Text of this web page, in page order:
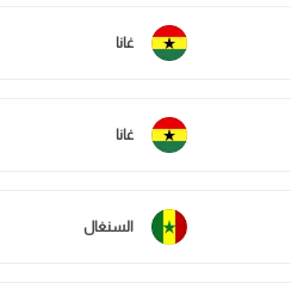
غانا
غانا
السنغال